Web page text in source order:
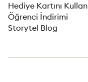
Hediye Kartını Kullan
Öğrenci İndirimi
Storytel Blog